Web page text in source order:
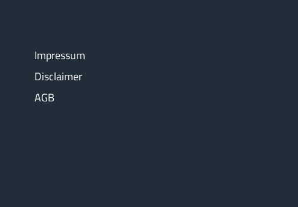
Impressum
Disclaimer
AGB